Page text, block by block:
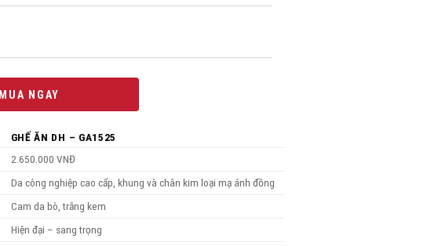
MUA NGAY
GHẾ ĂN DH – GA1525
2.650.000 VNĐ
Da công nghiệp cao cấp, khung và chân kim loại mạ ánh đồng
Cam da bò, trắng kem
Hiện đại – sang trọng